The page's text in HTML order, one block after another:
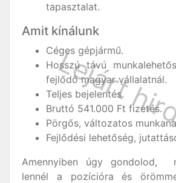
tapasztalat.
Amit kínálunk
Céges gépjármű.
Hosszú távú
fejlődő magyar vállalatnál.
Teljes bejelentés.
Bruttó 541.000 Ft fizetés.
Pörgős, változatos
Fejlődési lehetőség,
Amennyiben úgy gondolod,
lennél a pozícióra és